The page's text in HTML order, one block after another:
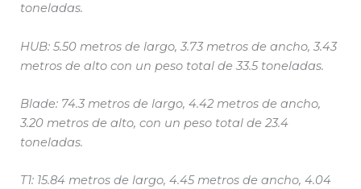
toneladas.
HUB: 5.50 metros de largo, 3.73 metros de ancho, 3.43
metros de alto con un peso total de 33.5 toneladas.
Blade: 74.3 metros de largo, 4.42 metros de ancho,
3.20 metros de alto, con un peso total de 23.4
toneladas.
T1: 15.84 metros de largo, 4.45 metros de ancho, 4.04